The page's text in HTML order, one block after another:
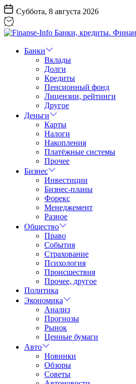
Перейти
к
содержанию
Суббота, 8 августа 2026
Info
Финансовый
обозреватель
Банки
Вклады
Долги
Кредиты
Пенсионный фонд
Лицензии, рейтинги
Другое
Деньги
Карты
Налоги
Накопления
Платёжные системы
Прочее
Бизнес
Инвестиции
Бизнес-планы
Форекс
Менеджемент
Разное
Общество
Право
События
Страхование
Психология
Происшествия
Прочее, другое
Политика
Экономика
Анализ
Прогнозы
Рынок
Ценные бумаги
Авто
Новинки
Обзоры
Советы